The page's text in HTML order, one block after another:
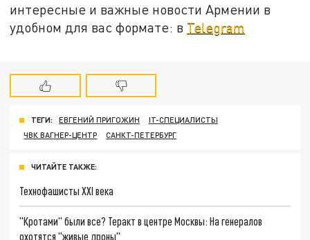
интересные и важные новости Армении в
удобном для вас формате: в Telegram
ТЕГИ: ЕВГЕНИЙ ПРИГОЖИН
IT-СПЕЦИАЛИСТЫ
ЧВК ВАГНЕР-ЦЕНТР
САНКТ-ПЕТЕРБУРГ
ЧИТАЙТЕ ТАКЖЕ:
Технофашисты XXI века
"Кротами" были все? Теракт в центре Москвы: На генералов
охотятся "живые дроны"